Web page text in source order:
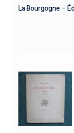
La Bourgogne –